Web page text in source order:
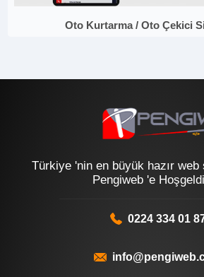
Oto Kurtarma / Oto Çekici
Türkiye 'nin en büyük hazır web
Pengiweb 'e
0224 334 01